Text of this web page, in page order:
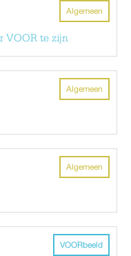
Algemeen
VOOR te zijn
Algemeen
Algemeen
VOORbeeld